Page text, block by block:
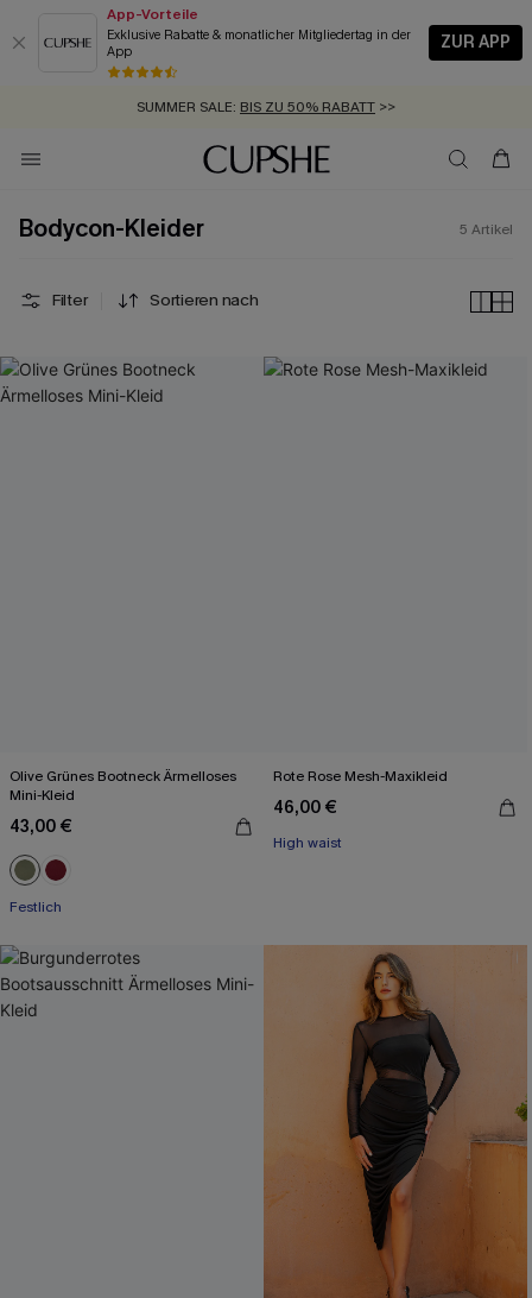
App-Vorteile
Exklusive Rabatte & monatlicher Mitgliedertag in der
App
ZUR APP
GRATIS MASSBAND MIT JEDEM SCHNELLVERSAND-ARTIKEL >>
SUMMER SALE: BIS ZU 50% RABATT >>
ZUM NEWSLETTER:BIS ZU -20% EXTRA ERHALTEN
KOSTENLOSER VERSAND AB 89 €
Bodycon-Kleider 5 Artikel
Filter Sortieren nach
Olive Grünes Bootneck Ärmelloses
Mini-Kleid
43,00 €
Festlich
Rote Rose Mesh-Maxikleid
46,00 €
High waist